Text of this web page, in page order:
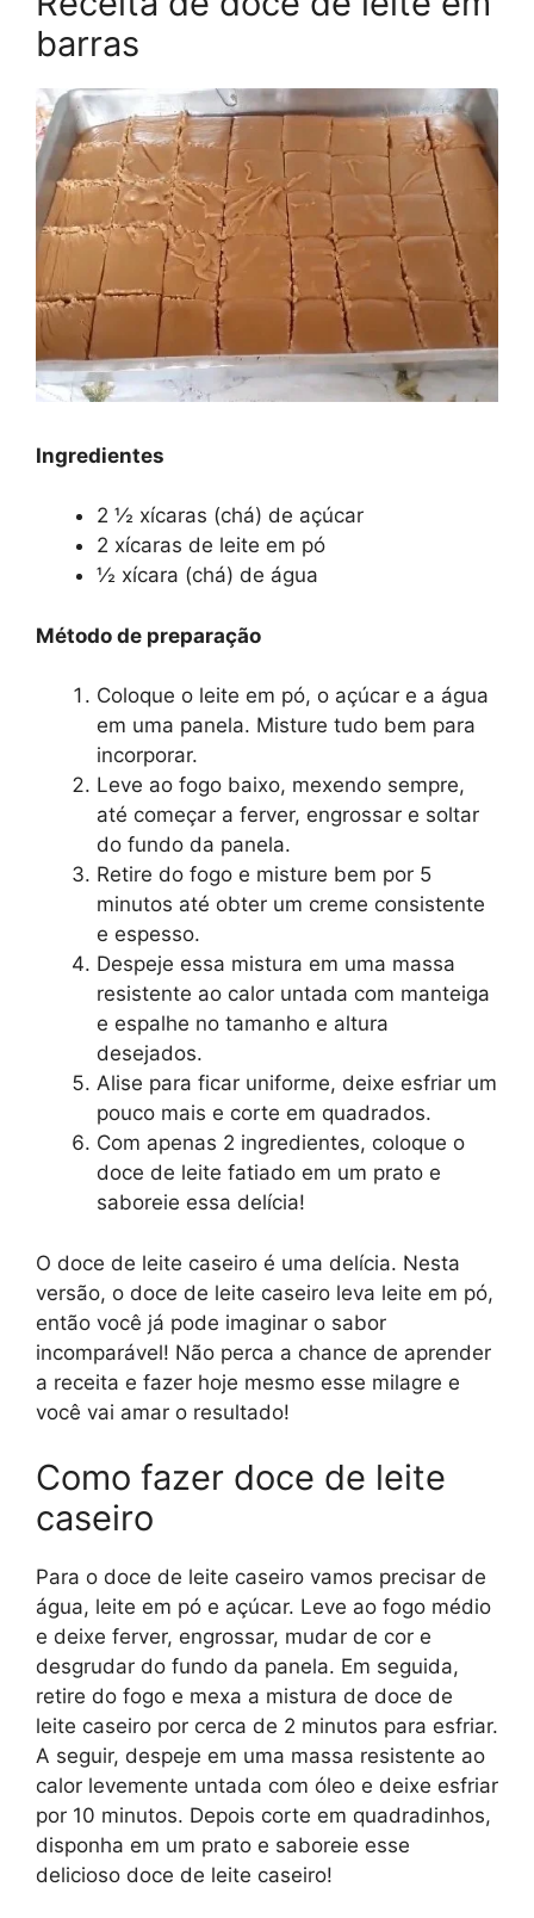
barras
Ingredientes
2 ½ xícaras (chá) de açúcar
2 xícaras de leite em pó
½ xícara (chá) de água
Método de preparação
Coloque o leite em pó, o açúcar e a água
em uma panela. Misture tudo bem para
incorporar.
Leve ao fogo baixo, mexendo sempre,
até começar a ferver, engrossar e soltar
do fundo da panela.
Retire do fogo e misture bem por 5
minutos até obter um creme consistente
e espesso.
Despeje essa mistura em uma massa
resistente ao calor untada com manteiga
e espalhe no tamanho e altura
desejados.
Alise para ficar uniforme, deixe esfriar um
pouco mais e corte em quadrados.
Com apenas 2 ingredientes, coloque o
doce de leite fatiado em um prato e
saboreie essa delícia!
O doce de leite caseiro é uma delícia. Nesta
versão, o doce de leite caseiro leva leite em pó,
então você já pode imaginar o sabor
incomparável! Não perca a chance de aprender
a receita e fazer hoje mesmo esse milagre e
você vai amar o resultado!
Como fazer doce de leite
caseiro
Para o doce de leite caseiro vamos precisar de
água, leite em pó e açúcar. Leve ao fogo médio
e deixe ferver, engrossar, mudar de cor e
desgrudar do fundo da panela. Em seguida,
retire do fogo e mexa a mistura de doce de
leite caseiro por cerca de 2 minutos para esfriar.
A seguir, despeje em uma massa resistente ao
calor levemente untada com óleo e deixe esfriar
por 10 minutos. Depois corte em quadradinhos,
disponha em um prato e saboreie esse
delicioso doce de leite caseiro!